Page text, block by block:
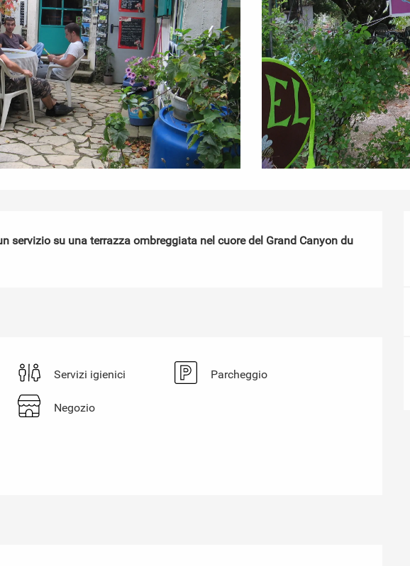
servizio su una terrazza ombreggiata nel cuore del Grand Canyon du
Servizi igienici Parcheggio
Negozio